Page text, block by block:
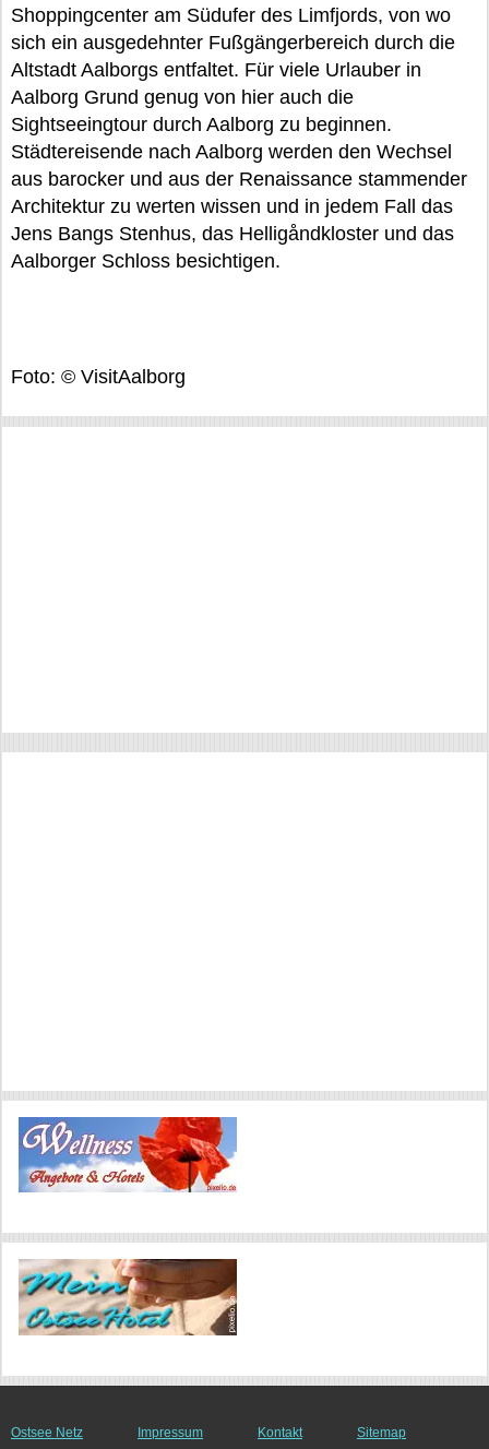
Shoppingcenter am Südufer des Limfjords, von wo
sich ein ausgedehnter Fußgängerbereich durch die
Altstadt Aalborgs entfaltet. Für viele Urlauber in
Aalborg Grund genug von hier auch die
Sightseeingtour durch Aalborg zu beginnen.
Städtereisende nach Aalborg werden den Wechsel
aus barocker und aus der Renaissance stammender
Architektur zu werten wissen und in jedem Fall das
Jens Bangs Stenhus, das Helligåndkloster und das
Aalborger Schloss besichtigen.
Foto: © VisitAalborg
Ostsee Netz Impressum Kontakt Sitemap